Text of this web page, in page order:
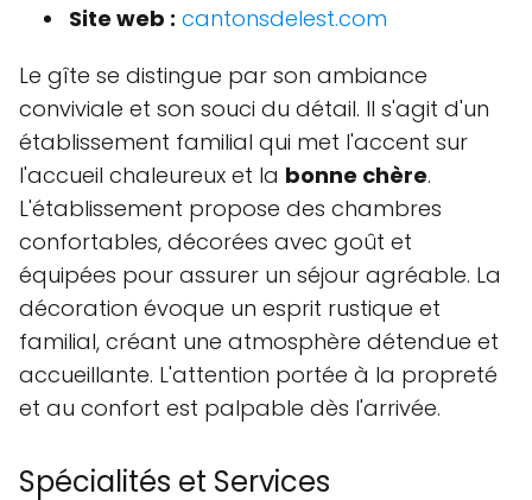
Site web : cantonsdelest.com
Le gîte se distingue par son ambiance
conviviale et son souci du détail. Il s'agit d'un
établissement familial qui met l'accent sur
l'accueil chaleureux et la bonne chère.
L'établissement propose des chambres
confortables, décorées avec goût et
équipées pour assurer un séjour agréable. La
décoration évoque un esprit rustique et
familial, créant une atmosphère détendue et
accueillante. L'attention portée à la propreté
et au confort est palpable dès l'arrivée.
Spécialités et Services